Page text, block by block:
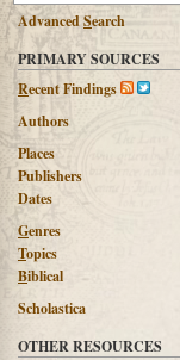
AdvancedSearch
PRIMARY SOURCES
Recent Findings
Authors
Places
Publishers
Dates
Genres
Topics
Biblical
Scholastica
OTHER RESOURCES